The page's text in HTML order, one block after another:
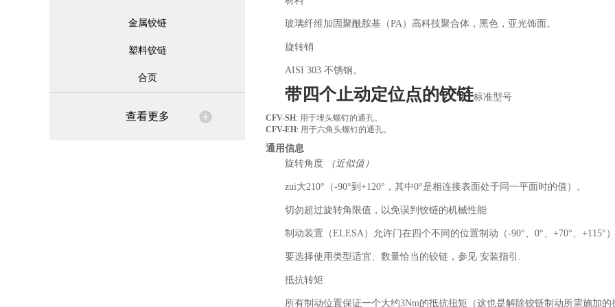
金属铰链
塑料铰链
合页
查看更多
玻璃纤维加固聚酰胺基（PA）高科技聚合体，黑色，亚光饰面。
旋转销
AISI 303 不锈钢。
带四个止动定位点的铰链标准型号
CFV-SH: 用于埋头螺钉的通孔。
CFV-EH: 用于六角头螺钉的通孔。
通用信息
旋转角度 （近似值）
zui大210°（-90°到+120°，其中0°是相连接表面处于同一平面时的值）。
切勿超过旋转角限值，以免误判铰链的机械性能
制动装置（ELESA）允许门在四个不同的位置制动（-90°、0°、+70°、+115°）
要选择使用类型适宜、数量恰当的铰链，参见 安装指引.
抵抗转矩
所有制动位置保证一个大约3Nm的抵抗扭矩（这也是解除铰链制动所需施加的